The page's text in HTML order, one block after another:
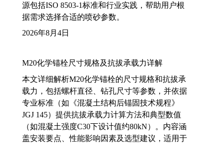
源包括ISO 8503-1标准和行业实践，帮助用户根
据需求选择合适的喷砂参数。
2026年8月4日
M20化学锚栓尺寸规格及抗拔承载力详解
本文详细解析M20化学锚栓的尺寸规格和抗拔承
载力，包括螺杆直径、钻孔尺寸等参数，并依据
专业标准（如《混凝土结构后锚固技术规程》
JGJ 145）提供抗拔承载力计算方法和典型数值
（如混凝土强度C30下设计值约80kN）。内容涵
盖安装要点、性能影响因素及选型建议，适用于